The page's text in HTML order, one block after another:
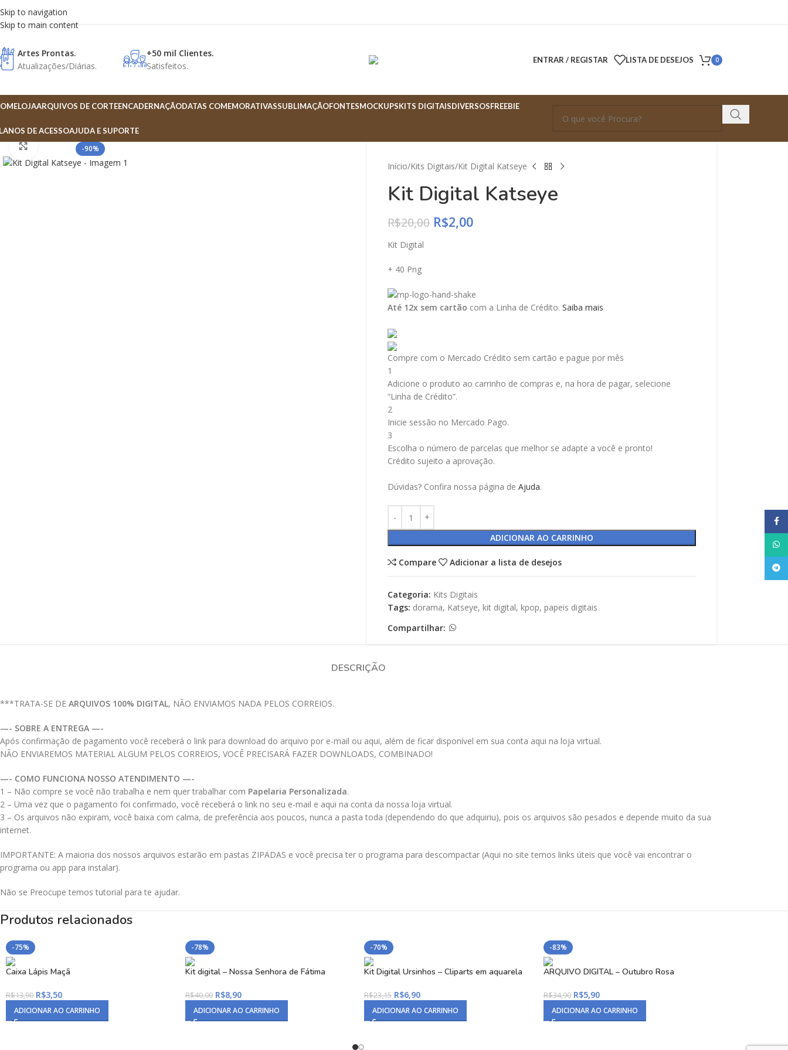
Skip to navigation
Skip to main content
Artes Prontas.
Atualizações/Diárias.
+50 mil Clientes.
Satisfeitos.
ENTRAR / REGISTAR LISTA DE DESEJOS 0
LOJAARQUIVOS DE CORTEENCADERNAÇÃODATAS COMEMORATIVASSUBLIMAÇÃOFONTESMOCKUPSKITS DIGITAISDIVERSOSFREEBIE
DE ACESSOAJUDA E SUPORTE
-90%
Click to enlarge
Início Kits Digitais Kit Digital Katseye
Kit Digital Katseye
R$20,00 R$2,00
Kit Digital
+ 40 Png
Até 12x sem cartão com a Linha de Crédito. Saiba mais
Compre com o Mercado Crédito sem cartão e pague por mês
1
Adicione o produto ao carrinho de compras e, na hora de pagar, selecione
“Linha de Crédito”.
2
Inicie sessão no Mercado Pago.
3
Escolha o número de parcelas que melhor se adapte a você e pronto!
Crédito sujeito a aprovação.
Dúvidas? Confira nossa página de Ajuda.
ADICIONAR AO CARRINHO
Compare Adicionar a lista de desejos
Categoria: Kits Digitais
Tags: dorama, Katseye, kit digital, kpop, papeis digitais
Compartilhar:
DESCRIÇÃO
***TRATA-SE DE ARQUIVOS 100% DIGITAL, NÃO ENVIAMOS NADA PELOS CORREIOS.
—- SOBRE A ENTREGA —-
Após confirmação de pagamento você receberá o link para download do arquivo por e-mail ou aqui, além de ficar disponível em sua conta aqui na loja virtual.
NÃO ENVIAREMOS MATERIAL ALGUM PELOS CORREIOS, VOCÊ PRECISARÁ FAZER DOWNLOADS, COMBINADO!
—- COMO FUNCIONA NOSSO ATENDIMENTO —-
1 – Não compre se você não trabalha e nem quer trabalhar com Papelaria Personalizada.
2 – Uma vez que o pagamento foi confirmado, você receberá o link no seu e-mail e aqui na conta da nossa loja virtual.
3 – Os arquivos não expiram, você baixa com calma, de preferência aos poucos, nunca a pasta toda (dependendo do que adquiriu), pois os arquivos são pesados e depende muito da sua
internet.
IMPORTANTE: A maioria dos nossos arquivos estarão em pastas ZIPADAS e você precisa ter o programa para descompactar (Aqui no site temos links úteis que você vai encontrar o
programa ou app para instalar).
Não se Preocupe temos tutorial para te ajudar.
Produtos relacionados
-75%
Caixa Lápis Maçã
R$13,90 R$3,50
ADICIONAR AO CARRINHO
-78%
Kit digital – Nossa Senhora de Fátima
R$40,00 R$8,90
ADICIONAR AO CARRINHO
-70%
Kit Digital Ursinhos – Cliparts em aquarela
R$23,15 R$6,90
ADICIONAR AO CARRINHO
-83%
ARQUIVO DIGITAL – Outubro Rosa
R$34,90 R$5,90
ADICIONAR AO CARRINHO